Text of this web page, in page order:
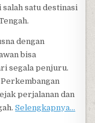
salah satu destinasi
dengan
bisa
segala penjuru.
perjalanan dan
Selengkapnya…